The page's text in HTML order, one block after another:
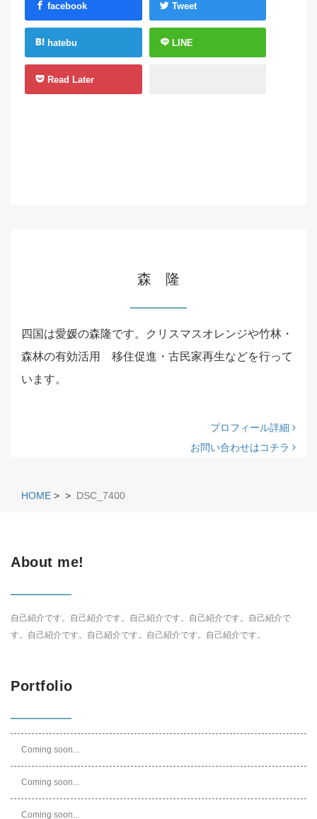
facebook Tweet
hatebu LINE
Read Later
森 隆
四国は愛媛の森隆です。クリスマスオレンジや竹林・
森林の有効活用 移住促進・古民家再生などを行って
います。
プロフィール詳細
お問い合わせはコチラ
HOME > > DSC_7400
About me!
自己紹介です。自己紹介です。自己紹介です。自己紹介です。自己紹介で
す。自己紹介です。自己紹介です。自己紹介です。自己紹介です。
Portfolio
Coming soon...
Coming soon...
Coming soon...